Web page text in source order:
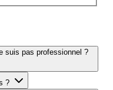
suis pas professionnel ?
?